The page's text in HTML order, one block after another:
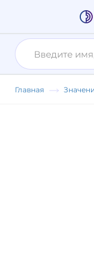
Главная